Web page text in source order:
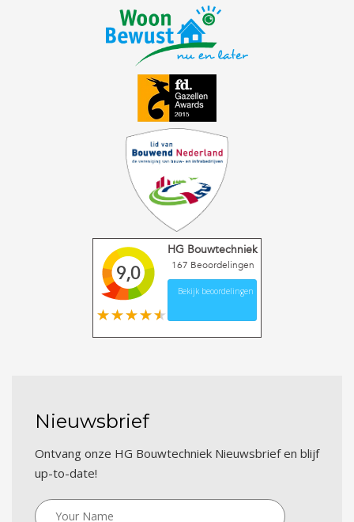
9,0
HG Bouwtechniek
167 Beoordelingen
Bekijk beoordelingen
Nieuwsbrief
Ontvang onze HG Bouwtechniek Nieuwsbrief en blijf
up-to-date!